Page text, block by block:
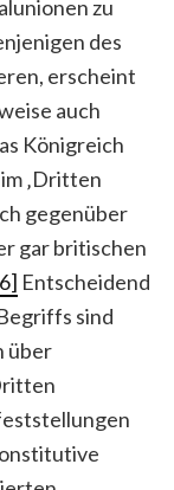
zu
des
erscheint
auch
Königreich
‚Dritten
gegenüber
gar britischen
Entscheidend
sind
über